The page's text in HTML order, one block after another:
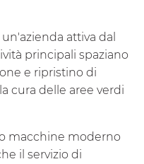
un'azienda attiva dal
principali spaziano
e ripristino di
cura delle aree verdi
macchine moderno
il servizio di